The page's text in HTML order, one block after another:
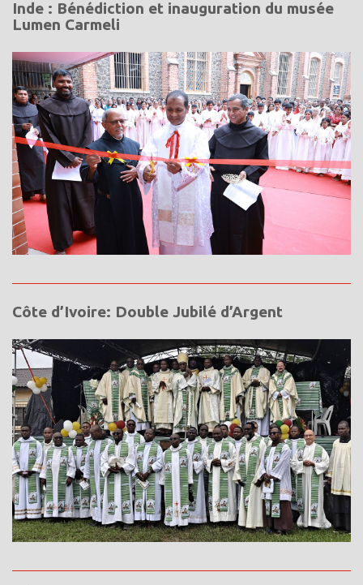
Inde : Bénédiction et inauguration du musée
Lumen Carmeli
Côte d’Ivoire: Double Jubilé d’Argent